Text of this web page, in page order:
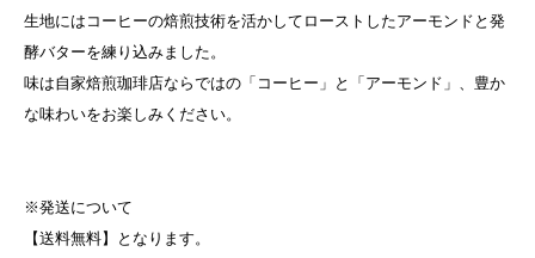
生地にはコーヒーの焙煎技術を活かしてローストしたアーモンドと発
酵バターを練り込みました。
味は自家焙煎珈琲店ならではの「コーヒー」と「アーモンド」、豊か
な味わいをお楽しみください。
※発送について
【送料無料】となります。